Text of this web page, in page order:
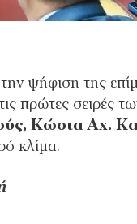
την ψήφιση της
πρώτες
Κώστα Αχ.
κλίμα.